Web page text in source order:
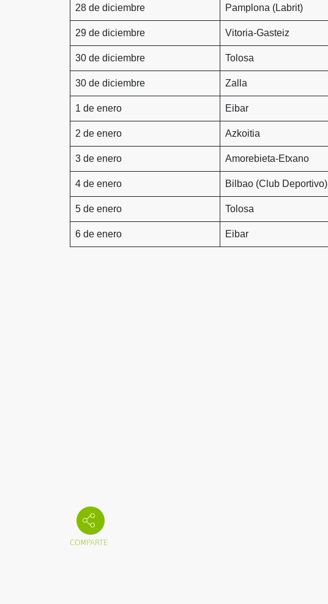
28 de diciembre Pamplona (Labrit)
29 de diciembre Vitoria-Gasteiz
30 de diciembre Tolosa
30 de diciembre Zalla
1 de enero Eibar
2 de enero Azkoitia
3 de enero Amorebieta-Etxano
4 de enero Bilbao (Club Deportivo)
5 de enero Tolosa
6 de enero Eibar